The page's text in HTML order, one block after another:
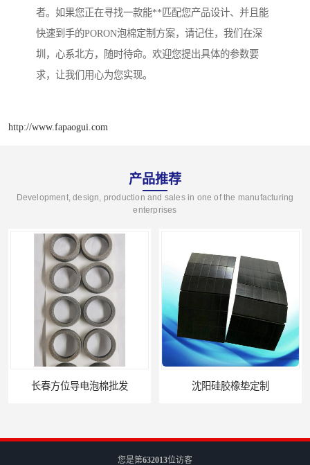
者。如果您正在寻找一款能**匹配您产品设计、并且能
快速到手的PORON泡棉定制方案，请记住，我们在深
圳，心系北方，随时待命。欢迎您提出具体的参数要
求，让我们用心为您实现。
http://www.fapaogui.com
产品推荐
Development, design, production and sales in one of the manufacturing
enterprises
长春方位导电泡棉批发 沈阳硅胶橡垫定制
您是第632013位访客